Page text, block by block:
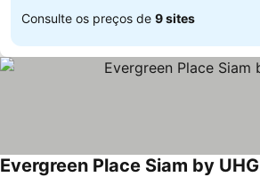
Consulte os preços de 9 sites
Evergreen Place Siam by UHG